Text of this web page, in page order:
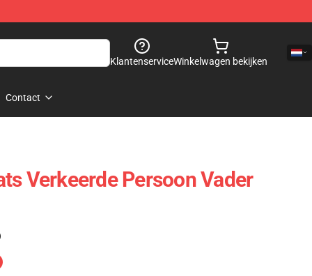
KlantenserviceWinkelwagen bekijken
Contact
Verkeerde Persoon Vader